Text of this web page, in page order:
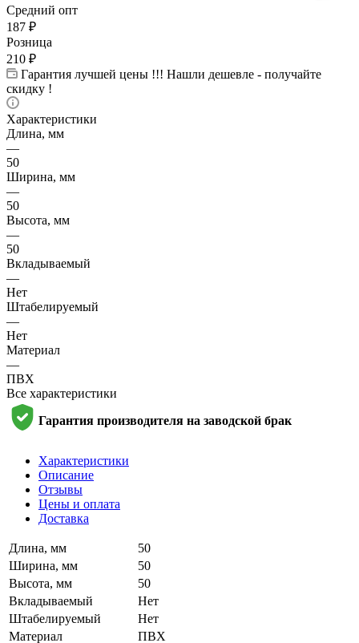
Средний опт
187 ₽
Розница
210 ₽
Гарантия лучшей цены !!! Нашли дешевле - получайте
скидку !
Характеристики
Длина, мм
—
50
Ширина, мм
—
50
Высота, мм
—
50
Вкладываемый
—
Нет
Штабелируемый
—
Нет
Материал
—
ПВХ
Все характеристики
Гарантия производителя на заводской брак
Характеристики
Описание
Отзывы
Цены и оплата
Доставка
Длина, мм
50
Ширина, мм
50
Высота, мм
50
Вкладываемый
Нет
Штабелируемый
Нет
Материал
ПВХ